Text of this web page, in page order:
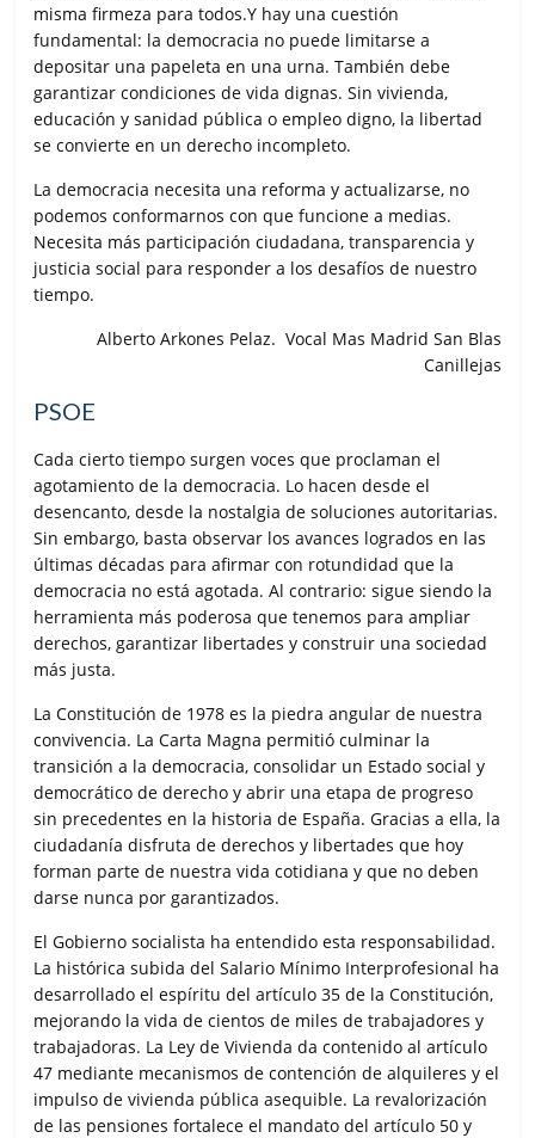
misma firmeza para todos.Y hay una cuestión
fundamental: la democracia no puede limitarse a
depositar una papeleta en una urna. También debe
garantizar condiciones de vida dignas. Sin vivienda,
educación y sanidad pública o empleo digno, la libertad
se convierte en un derecho incompleto.
La democracia necesita una reforma y actualizarse, no
podemos conformarnos con que funcione a medias.
Necesita más participación ciudadana, transparencia y
justicia social para responder a los desafíos de nuestro
tiempo.
Alberto Arkones Pelaz. Vocal Mas Madrid San Blas
Canillejas
PSOE
Cada cierto tiempo surgen voces que proclaman el
agotamiento de la democracia. Lo hacen desde el
desencanto, desde la nostalgia de soluciones autoritarias.
Sin embargo, basta observar los avances logrados en las
últimas décadas para afirmar con rotundidad que la
democracia no está agotada. Al contrario: sigue siendo la
herramienta más poderosa que tenemos para ampliar
derechos, garantizar libertades y construir una sociedad
más justa.
La Constitución de 1978 es la piedra angular de nuestra
convivencia. La Carta Magna permitió culminar la
transición a la democracia, consolidar un Estado social y
democrático de derecho y abrir una etapa de progreso
sin precedentes en la historia de España. Gracias a ella, la
ciudadanía disfruta de derechos y libertades que hoy
forman parte de nuestra vida cotidiana y que no deben
darse nunca por garantizados.
El Gobierno socialista ha entendido esta responsabilidad.
La histórica subida del Salario Mínimo Interprofesional ha
desarrollado el espíritu del artículo 35 de la Constitución,
mejorando la vida de cientos de miles de trabajadores y
trabajadoras. La Ley de Vivienda da contenido al artículo
47 mediante mecanismos de contención de alquileres y el
impulso de vivienda pública asequible. La revalorización
de las pensiones fortalece el mandato del artículo 50 y